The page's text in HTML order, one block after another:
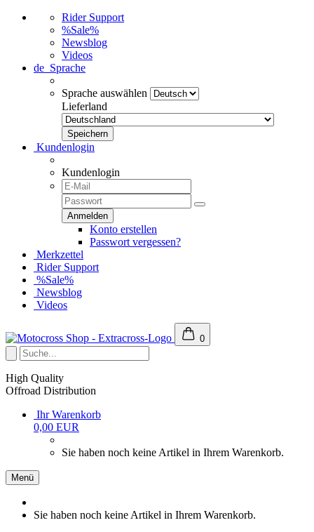
Rider Support
%Sale%
Newsblog
Videos
de Sprache
Sprache auswählen
Lieferland
Kundenlogin
Kundenlogin
Konto erstellen
Passwort vergessen?
Merkzettel
Rider Support
%Sale%
Newsblog
Videos
0
High Quality
Offroad Distribution
Ihr Warenkorb
0,00 EUR
Sie haben noch keine Artikel in Ihrem Warenkorb.
Menü
Sie haben noch keine Artikel in Ihrem Warenkorb.